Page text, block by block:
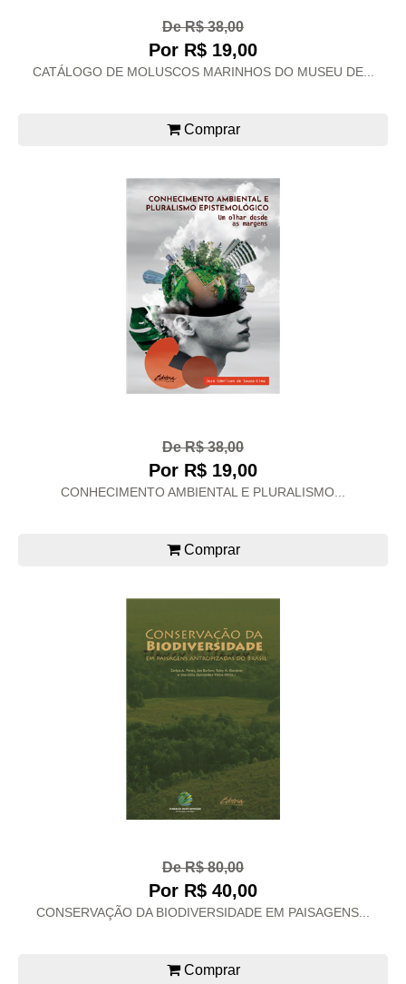
De R$ 38,00
Por R$ 19,00
CATÁLOGO DE MOLUSCOS MARINHOS DO MUSEU DE...
Comprar
De R$ 38,00
Por R$ 19,00
CONHECIMENTO AMBIENTAL E PLURALISMO...
Comprar
De R$ 80,00
Por R$ 40,00
CONSERVAÇÃO DA BIODIVERSIDADE EM PAISAGENS...
Comprar